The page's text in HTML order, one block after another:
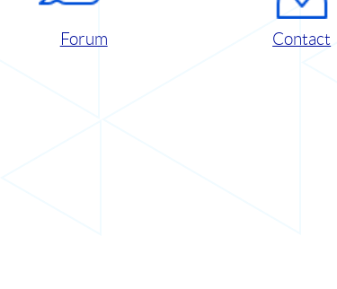
Forum Contact